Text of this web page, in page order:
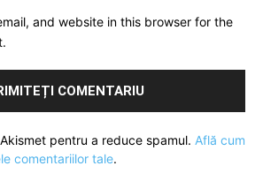
and website in this browser for the
pentru a reduce spamul. Află cum
comentariilor tale.